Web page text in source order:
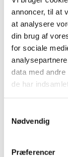
annoncer, til at
at analysere
din brug af
for sociale
data med
de har
Nødvendig
Præferencer